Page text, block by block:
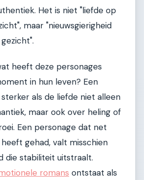
Het is niet "liefde op
maar "nieuwsgierigheid
heeft deze personages
in hun leven? Een
als de liefde niet alleen
maar ook over heling of
Een personage dat net
gehad, valt misschien
die stabiliteit uitstraalt.
romans ontstaat als